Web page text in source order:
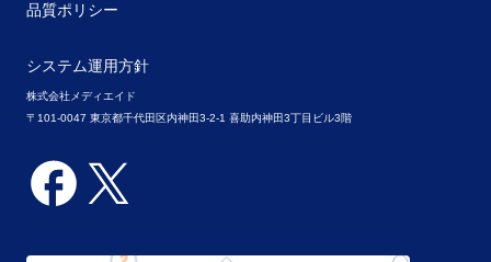
株式会社メディエイド
〒101-0047 東京都千代田区内神田3-2-1 喜助内神田3丁目ビル3階
品質ポリシー
システム運用方針